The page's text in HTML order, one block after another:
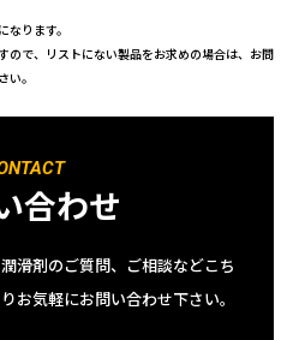
ります。
ので、リストにない製品をお求めの場合は、お問
い。
合わせ
滑剤のご質問、ご相談などこち
お気軽にお問い合わせ下さい。